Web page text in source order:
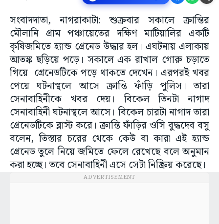
সংবাদদাতা, নাগরাকাটা: শুক্রবার সকালে ক্রান্তির
মৌলানি গ্রাম পঞ্চায়েতের দক্ষিণ মাটিয়ালির একটি
কৃষিজমিতে হ্যান্ড গ্রেনেড উদ্ধার হল। এঘটনায় এলাকায়
আতঙ্ক ছড়িয়ে পড়ে। সকালে এক রাখাল গোরু চড়াতে
গিয়ে গ্রেনেডটিকে পড়ে থাকতে দেখেন। এরপরই খবর
পেয়ে ঘটনাস্থলে আসে ক্রান্তি ফাঁড়ি পুলিস। তারা
সেনাবাহিনীকে খবর দেয়। বিকেল তিনটা নাগাদ
সেনাবাহিনী ঘটনাস্থলে আসে। বিকেল চারটা নাগাদ তারা
গ্রেনেডটিকে ব্লাস্ট করে। ক্রান্তি ফাঁড়ির ওসি বুদ্ধদেব বসু
বলেন, তিস্তার চরের থেকে কেউ বা কারা এই হ্যান্ড
গ্রেনেড তুলে নিয়ে জমিতে ফেলে রেখেছে বলে অনুমান
করা হচ্ছে। তবে সেনাবাহিনী এসে সেটা নিষ্ক্রিয় করেছে।
ADVERTISEMENT